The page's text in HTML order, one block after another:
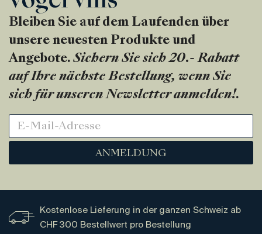
Bleiben Sie auf dem Laufenden über
unsere neuesten Produkte und
Angebote. Sichern Sie sich 20.- Rabatt
auf Ihre nächste Bestellung, wenn Sie
sich für unseren Newsletter anmelden!.
ANMELDUNG
Kostenlose Lieferung in der ganzen Schweiz ab
CHF 300 Bestellwert pro Bestellung